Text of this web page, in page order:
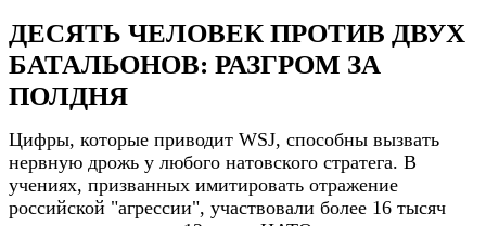
ДЕСЯТЬ ЧЕЛОВЕК ПРОТИВ ДВУХ
БАТАЛЬОНОВ: РАЗГРОМ ЗА
ПОЛДНЯ
Цифры, которые приводит WSJ, способны вызвать
нервную дрожь у любого натовского стратега. В
учениях, призванных имитировать отражение
российской "агрессии", участвовали более 16 тысяч